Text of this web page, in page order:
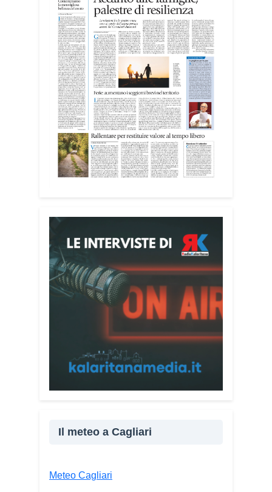
realtà del territorio, dall’assistenza agli
anziani e alle persone con disabilità
nelle attività dell’OAMI al supporto nei
centri di accoglienza per migranti, dove
contribuiscono anche alla cura degli
spazi comuni. «Prendersi cura degli
ambienti significa favorire accoglienza e
dignità», racconta Alessandro Adimari.
Tra i partecipanti anche i seminaristi,
impegnati accanto agli anziani della
casa di riposo Cristo Re.
«Un’esperienza di crescita umana e
Il programma dedica spazio anche ai
temi della pace e della cooperazione
nel Mediterraneo. Oggi pomeriggio, alla
Mediateca del Mediterraneo (MEM),
l’incontro con l’arcivescovo monsignor
Giuseppe Baturi ha approfondito il ruolo
dei giovani nella costruzione di ponti tra
culture e popoli, con un confronto
inserito nel percorso “Cagliari Città della
Pace e del Mediterraneo”, progetto che
promuove il dialogo e la collaborazione
tra le diverse realtà del bacino
Tra le testimonianze quella di Thea,
giovane libanese del Consiglio dei
campo è molto più di un’esperienza di
Il meteo a Cagliari
Meteo Cagliari